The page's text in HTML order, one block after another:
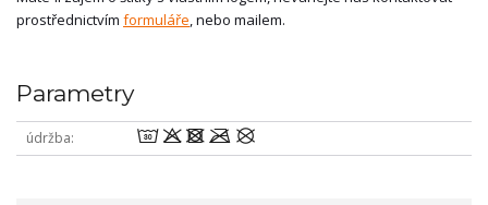
prostřednictvím formuláře, nebo mailem.
Parametry
údržba wodmU